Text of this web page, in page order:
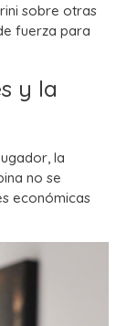
sobre otras
fuerza para
y la
la
no se
económicas